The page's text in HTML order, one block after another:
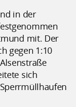
in der
mit. Der
gegen 1:10
sich